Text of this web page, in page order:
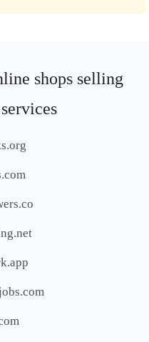
shops selling